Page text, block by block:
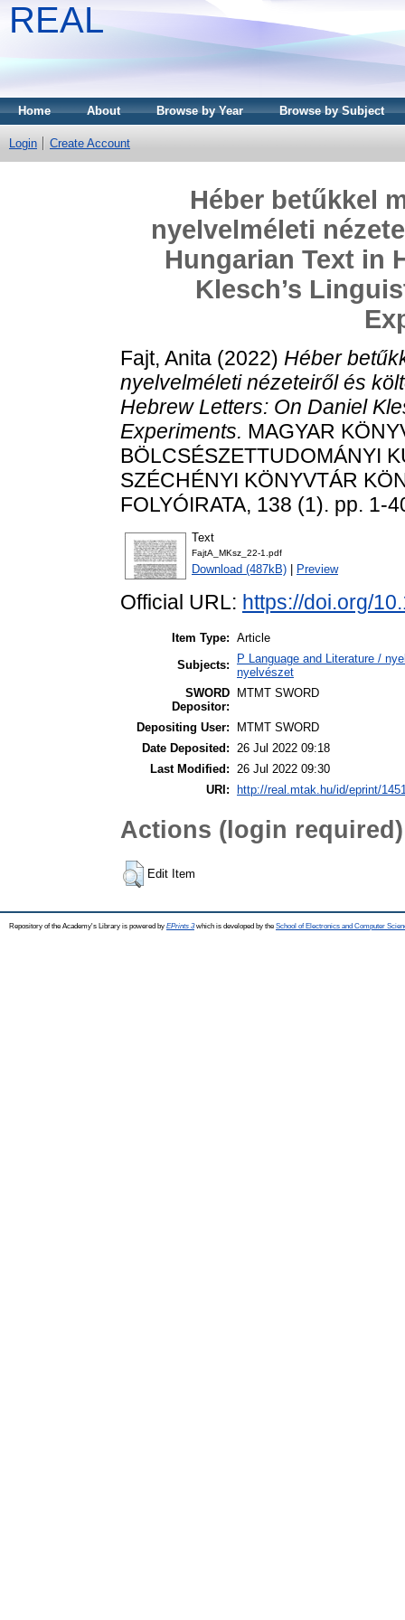
REAL
Home About Browse by Year Browse by Subject
Login Create Account
Héber betűkkel
nyelvelméleti
Hungarian Text in
Klesch’s
Fajt, Anita (2022) Héber
nyelvelméleti nézeteiről és
Hebrew Letters: On Daniel
Experiments. MAGYAR
BÖLCSÉSZETTUDOMÁNYI
SZÉCHÉNYI KÖNYVTÁR
FOLYÓIRATA, 138 (1). pp. 1-
Text
FajtA_MKsz_22-1.pdf
Download (487kB) Preview
Official URL: https://doi.org/
Item Type: Article
Subjects:
P Language and Literature /
nyelvészet
SWORD
Depositor:
MTMT SWORD
Depositing User:
MTMT SWORD
Date Deposited: 26 Jul 2022 09:18
Last Modified: 26 Jul 2022 09:30
URI:
http://real.mtak.hu/id/eprint/
Actions (login required)
Edit Item
Repository of the Academy's Library is powered by EPrints 3which is developed by the School of Electronics and Computer